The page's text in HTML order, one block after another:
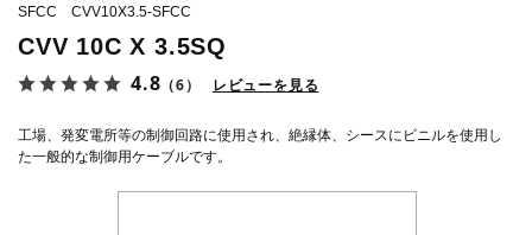
SFCC CVV10X3.5-SFCC
CVV 10C X 3.5SQ
4.8 （6） レビューを見る
工場、発変電所等の制御回路に使用され、絶縁体、シースにビニルを使用し
た一般的な制御用ケーブルです。